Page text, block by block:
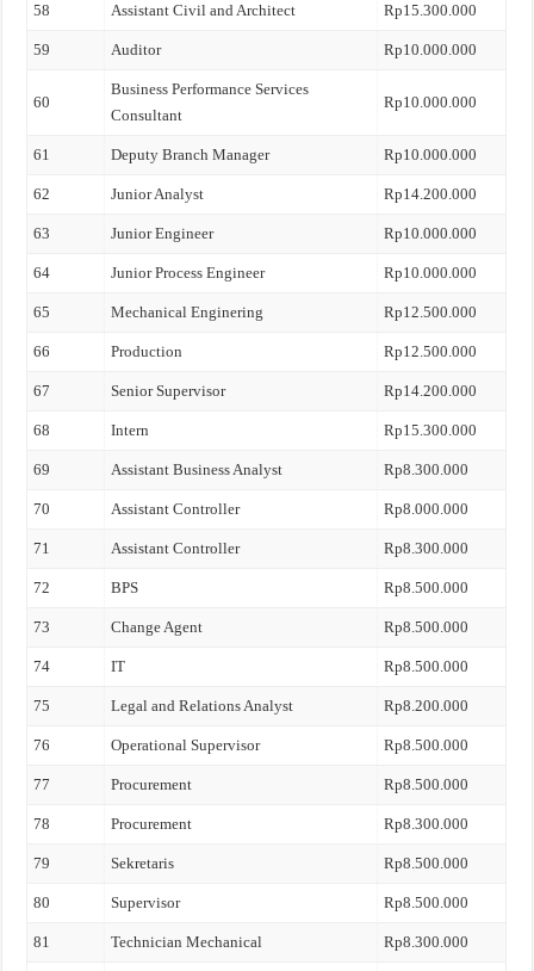
58 Assistant Civil and Architect Rp15.300.000
59 Auditor Rp10.000.000
60
Business Performance Services
Consultant
Rp10.000.000
61 Deputy Branch Manager Rp10.000.000
62 Junior Analyst Rp14.200.000
63 Junior Engineer Rp10.000.000
64 Junior Process Engineer Rp10.000.000
65 Mechanical Enginering Rp12.500.000
66 Production Rp12.500.000
67 Senior Supervisor Rp14.200.000
68 Intern Rp15.300.000
69 Assistant Business Analyst Rp8.300.000
70 Assistant Controller Rp8.000.000
71 Assistant Controller Rp8.300.000
72 BPS Rp8.500.000
73 Change Agent Rp8.500.000
74 IT Rp8.500.000
75 Legal and Relations Analyst Rp8.200.000
76 Operational Supervisor Rp8.500.000
77 Procurement Rp8.500.000
78 Procurement Rp8.300.000
79 Sekretaris Rp8.500.000
80 Supervisor Rp8.500.000
81 Technician Mechanical Rp8.300.000